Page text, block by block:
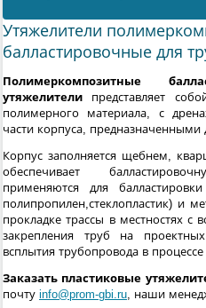
Утяжелители
балластировочные для
Полимеркомпозитные
утяжелители представляет
полимерного материала, с
части корпуса, предназначенными
Корпус заполняется щебнем,
обеспечивает
применяются для
полипропилен,стеклопластик) и
прокладке трассы в местностях
закрепления труб на
всплытия трубопровода в процессе
Заказать пластиковые
почту info@prom-gbi.ru, наши